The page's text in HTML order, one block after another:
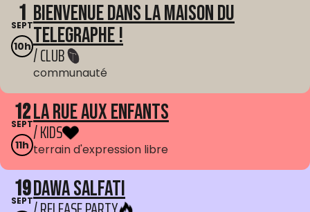
1
SEPT
10h
Bienvenue dans La Maison du
Telegraphe !
/ CLUB
communauté
12
SEPT
11h
La Rue aux enfants
/ KIDS
terrain d'expression libre
19
SEPTDawa Salfati